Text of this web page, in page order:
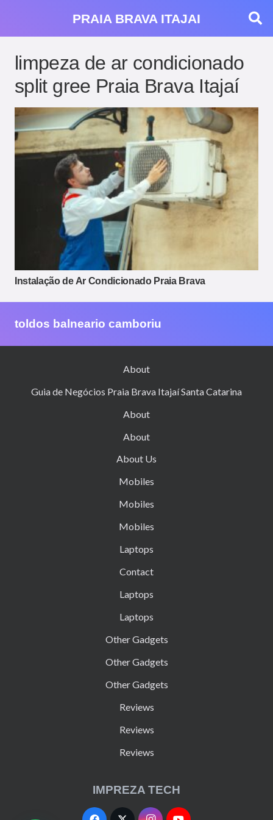
PRAIA BRAVA ITAJAI
limpeza de ar condicionado
split gree Praia Brava Itajaí
Instalação de Ar Condicionado Praia Brava
toldos balneario camboriu
About
Guia de Negócios Praia Brava Itajaí Santa Catarina
About
About
About Us
Mobiles
Mobiles
Mobiles
Laptops
Contact
Laptops
Laptops
Other Gadgets
Other Gadgets
Other Gadgets
Reviews
Reviews
Reviews
IMPREZA TECH